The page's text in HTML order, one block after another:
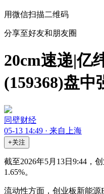
用微信扫描二维码
分享至好友和朋友圈
20cm速递|亿
(159368)盘中
同壁财经
05-13 14:49 · 来自上海
+关注
截至2026年5月13日9:44，
1.65%。
流动性方面， 创业板新能源